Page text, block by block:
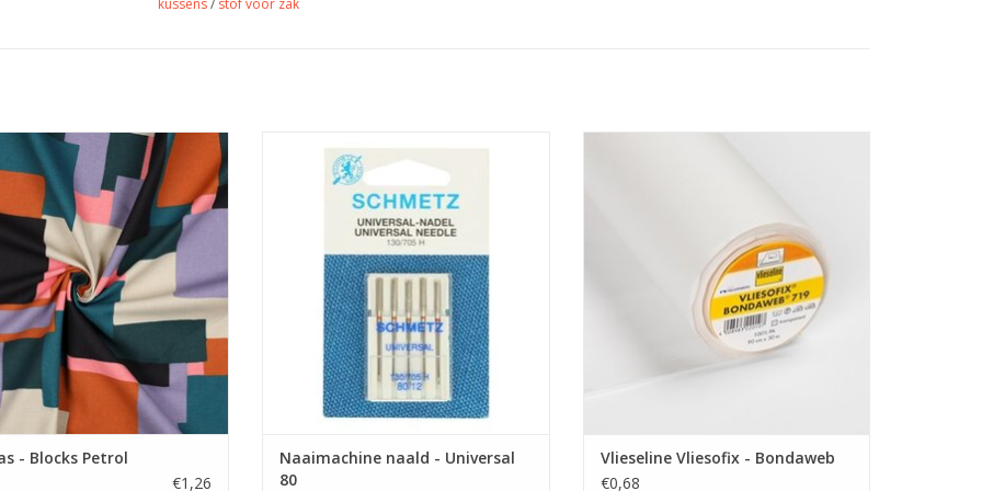
kussens/ stof voor zak
Prijs per 10 cm.
met print voor tassen, kussens of
tafeltaken.
AAN WINKELWAGEN
- Blocks Petrol
€1,26
Universele machinenaald van Schmetz met
dikte 80 is geschikt voor de meeste
stoffen.
TOEVOEGEN AAN WINKELWAGEN
Naaimachine naald - Universal
80
Onze stoffen worden verkocht vanaf en
per 10 cm.
Ook de prijs die je ziet is aangegeven per
10 cm.
Wil je een meter stof bestellen, vul dan
"10" als aantal in.
De stof wordt uiteraard
Vlieseline Vliesofix - Bondaweb
€0,68